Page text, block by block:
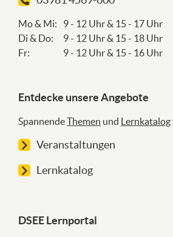
Mo & Mi:
Di & Do:
Fr:
9 - 12 Uhr & 15 - 17 Uhr
9 - 12 Uhr & 15 - 18 Uhr
9 - 12 Uhr & 15 - 16 Uhr
Entdecke unsere Angebote
SpannendeThemen und Lernkatalog
Veranstaltungen
Lernkatalog
DSEE Lernportal